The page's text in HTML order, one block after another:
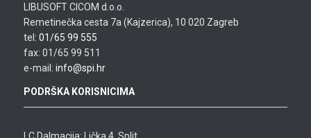
LIBUSOFT CICOM d.o.o.
Remetinečka cesta 7a (Kajzerica), 10 020 Zagreb
tel: 01/65 99 555
fax: 01/65 99 511
e-mail: info@spi.hr
PODRŠKA KORISNICIMA